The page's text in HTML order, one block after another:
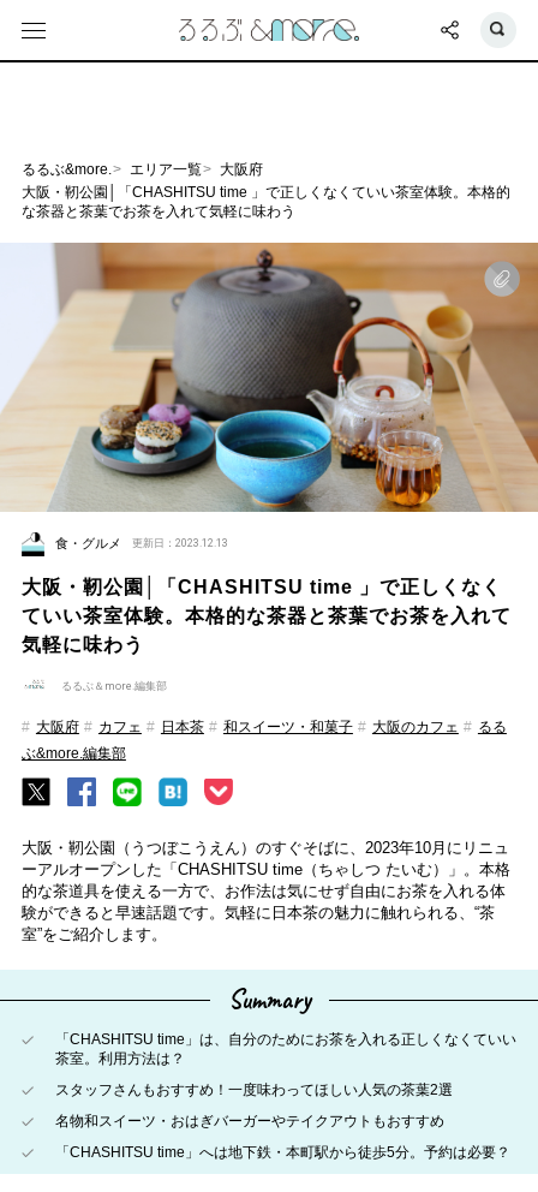
るるぶ&more. エリア一覧
大阪府
大阪・靭公園│「CHASHITSU time 」で正しくなくていい茶室体験。本格的
な茶器と茶葉でお茶を入れて気軽に味わう
食・グルメ 更新日：2023.12.13
大阪・靭公園│「CHASHITSU time 」で正しくなく
ていい茶室体験。本格的な茶器と茶葉でお茶を入れて
気軽に味わう
るるぶ＆more.編集部
大阪府 カフェ 日本茶 和スイーツ・和菓子 大阪のカフェ
るる
ぶ&more.編集部
大阪・靭公園（うつぼこうえん）のすぐそばに、2023年10月にリニュ
ーアルオープンした「CHASHITSU time（ちゃしつ たいむ）」。本格
的な茶道具を使える一方で、お作法は気にせず自由にお茶を入れる体
験ができると早速話題です。気軽に日本茶の魅力に触れられる、“茶
室”をご紹介します。
Summary
「CHASHITSU time」は、自分のためにお茶を入れる正しくなくていい
茶室。利用方法は？
スタッフさんもおすすめ！一度味わってほしい人気の茶葉2選
名物和スイーツ・おはぎバーガーやテイクアウトもおすすめ
「CHASHITSU time」へは地下鉄・本町駅から徒歩5分。予約は必要？